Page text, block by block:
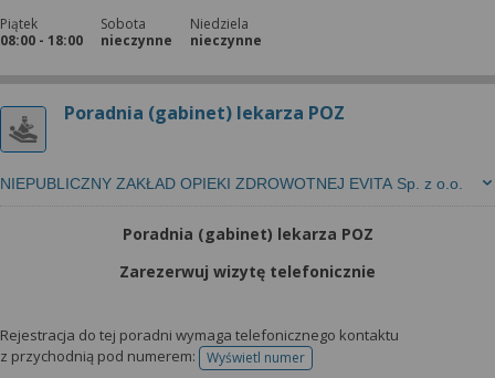
Piątek
08:00 - 18:00
Sobota
nieczynne
Niedziela
nieczynne
Poradnia (gabinet) lekarza POZ
NIEPUBLICZNY ZAKŁAD OPIEKI ZDROWOTNEJ EVITA Sp. z o.o.
Poradnia (gabinet) lekarza POZ
Zarezerwuj wizytę telefonicznie
Rejestracja do tej poradni wymaga telefonicznego kontaktu
z przychodnią pod numerem:
Wyświetl numertelefonu do rejestracji